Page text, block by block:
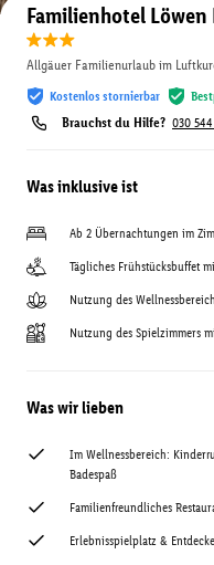
Familienhotel Löwen
Allgäuer Familienurlaub im
Kostenlos stornierbar
Brauchst du Hilfe? 030
Was inklusive ist
Ab 2 Übernachtungen im
Tägliches Frühstücksbuffet
Nutzung des
Nutzung des Spielzimmers
Was wir lieben
Im Wellnessbereich:
Badespaß
Familienfreundliches
Erlebnisspielplatz &